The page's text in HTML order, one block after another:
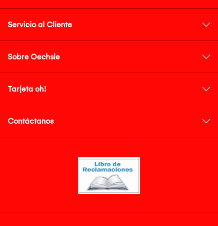
Servicio al Cliente
Sobre Oechsle
Tarjeta oh!
Contáctanos